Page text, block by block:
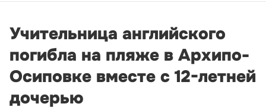
Учительница английского
погибла на пляже в Архипо-
Осиповке вместе с 12-летней
дочерью